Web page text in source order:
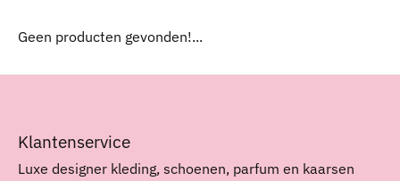
Geen producten gevonden!...
Klantenservice
Luxe designer kleding, schoenen, parfum en kaarsen